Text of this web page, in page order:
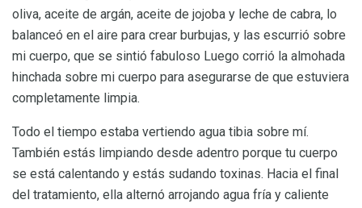
oliva, aceite de argán, aceite de jojoba y leche de cabra, lo
balanceó en el aire para crear burbujas, y las escurrió sobre
mi cuerpo, que se sintió fabuloso Luego corrió la almohada
hinchada sobre mi cuerpo para asegurarse de que estuviera
completamente limpia.
Todo el tiempo estaba vertiendo agua tibia sobre mí.
También estás limpiando desde adentro porque tu cuerpo
se está calentando y estás sudando toxinas. Hacia el final
del tratamiento, ella alternó arrojando agua fría y caliente